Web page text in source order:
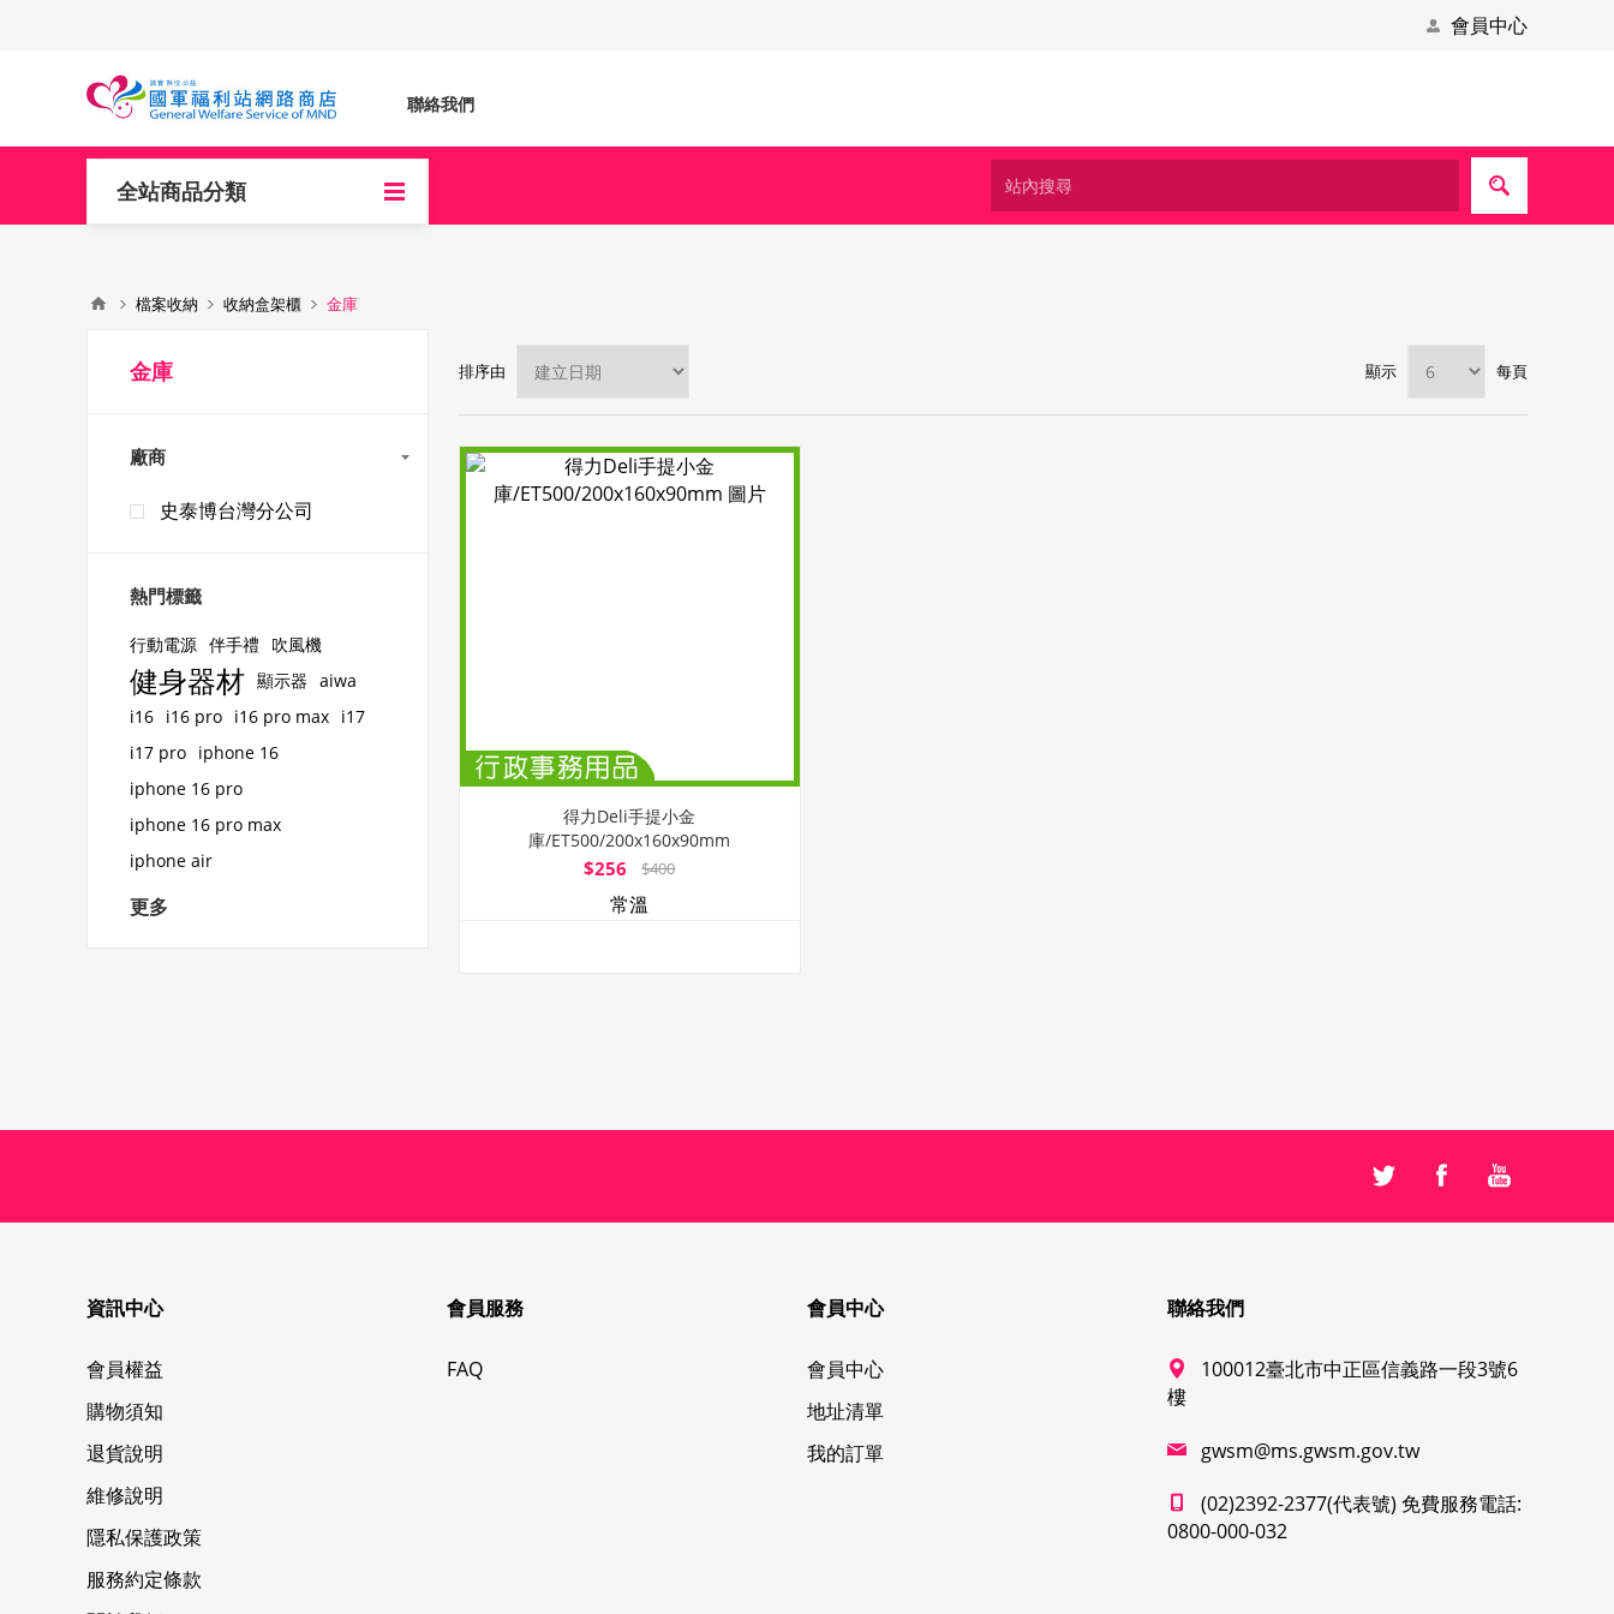
會員中心
聯絡我們
全站商品分類
檔案收納 收納盒架櫃 金庫
排序由 顯示 每頁
得力Deli手提小金
庫/ET500/200x160x90mm
$256 $400
常溫
金庫
廠商
史泰博台灣分公司
熱門標籤
行動電源 伴手禮 吹風機
健身器材 顯示器 aiwa
i16 i16 pro i16 pro max i17
i17 pro iphone 16
iphone 16 pro
iphone 16 pro max
iphone air
更多
資訊中心
會員權益
購物須知
退貨說明
維修說明
隱私保護政策
服務約定條款
會員服務
FAQ
會員中心
會員中心
地址清單
我的訂單
聯絡我們
100012臺北市中正區信義路一段3號6
樓
gwsm@ms.gwsm.gov.tw
(02)2392-2377(代表號) 免費服務電話:
0800-000-032